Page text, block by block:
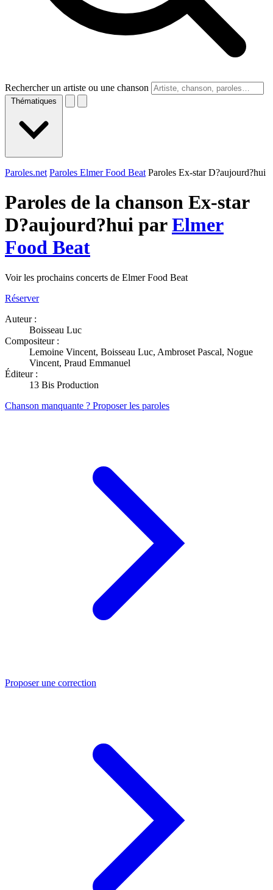
Rechercher un artiste ou une chanson
Thématiques
Paroles.net Paroles Elmer Food Beat Paroles Ex-star D?aujourd?hui
Paroles de la chanson Ex-star
D?aujourd?hui parElmer
Food Beat
Voir les prochains concerts de Elmer Food Beat
Réserver
Auteur :
Boisseau Luc
Compositeur :
Lemoine Vincent, Boisseau Luc, Ambroset Pascal, Nogue
Vincent, Praud Emmanuel
Éditeur :
13 Bis Production
Chanson manquante ? Proposer les paroles
Proposer une correction